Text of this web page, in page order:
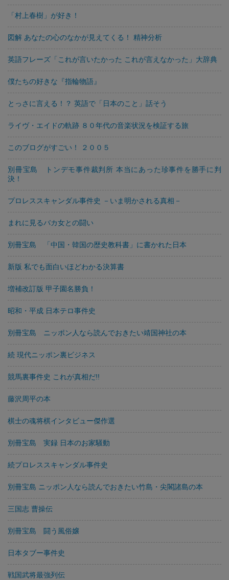
「村上春樹」が好き！
図解 あなたの心のなかが見えてくる！ 精神分析
英語フレーズ「これが言いたかった これが言えなかった」大辞典
僕たちの好きな『指輪物語』
とっさに言える！？ 英語で「日本のこと」話そう
ライヴ・エイドの軌跡 ８０年代の音楽状況を検証する旅
このブログがすごい！ ２００５
別冊宝島 トンデモ事件裁判所 本当にあった珍事件を勝手に判
決！
プロレススキャンダル事件史 －いま明かされる真相－
まれに見るバカ女との闘い
別冊宝島 「中国・韓国の歴史教科書」に書かれた日本
新版 私でも面白いほどわかる決算書
増補改訂版 甲子園名勝負！
昭和・平成 日本テロ事件史
別冊宝島 ニッポン人なら読んでおきたい靖国神社の本
続 現代ニッポン裏ビジネス
競馬裏事件史 これが真相だ!!
藤沢周平の本
棋士の魂将棋インタビュー傑作選
別冊宝島 実録 日本のお家騒動
続プロレススキャンダル事件史
別冊宝島 ニッポン人なら読んでおきたい竹島・尖閣諸島の本
三国志 曹操伝
別冊宝島 闘う風俗嬢
日本タブー事件史
戦国武将最強列伝